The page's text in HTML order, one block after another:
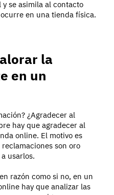
se asimila al contacto
en una tienda física.
la
en un
¿Agradecer al
hay que agradecer al
online. El motivo es
son oro
usarlos.
razón como si no, en un
hay que analizar las